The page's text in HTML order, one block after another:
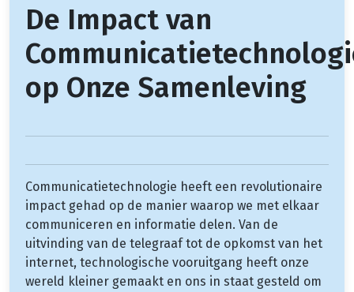
De Impact van
op Onze Samenleving
Communicatietechnologie heeft een revolutionaire
impact gehad op de manier waarop we met elkaar
communiceren en informatie delen. Van de
uitvinding van de telegraaf tot de opkomst van het
internet, technologische vooruitgang heeft onze
wereld kleiner gemaakt en ons in staat gesteld om